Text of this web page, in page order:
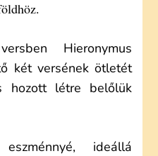
Hieronymus
két versének ötletét
hozott létre belőlük
ideállá